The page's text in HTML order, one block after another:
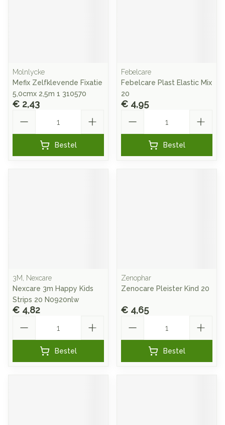
Molnlycke
Mefix Zelfklevende Fixatie
5,0cmx 2,5m 1 310570
€ 2,43
Bestel
Febelcare
Febelcare Plast Elastic Mix
20
€ 4,95
Bestel
3M, Nexcare
Nexcare 3m Happy Kids
Strips 20 N0920nlw
€ 4,82
Bestel
Zenophar
Zenocare Pleister Kind 20
€ 4,65
Bestel